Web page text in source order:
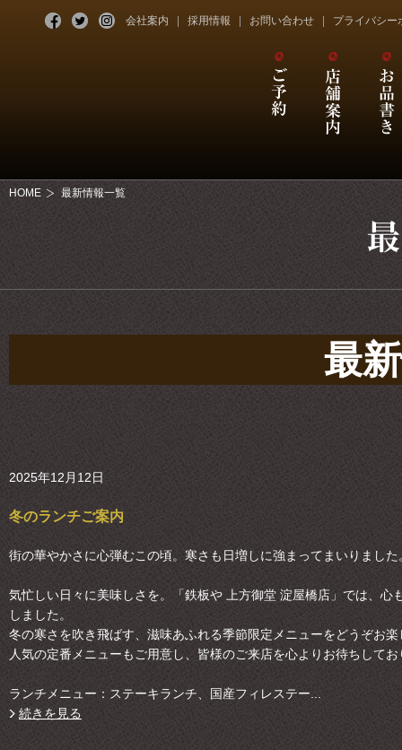
会社案内 採用情報 お問い合わせ プライバシー
HOME 最新情報一覧
最
2025年12月12日
冬のランチご案内
街の華やかさに心弾むこの頃。寒さも日増しに強まってまいりました
気忙しい日々に美味しさを。「鉄板や 上方御堂 淀屋橋店」では、心
しました。
冬の寒さを吹き飛ばす、滋味あふれる季節限定メニューをどうぞお
人気の定番メニューもご用意し、皆様のご来店を心よりお待ちしてお
ランチメニュー：ステーキランチ、国産フィレステー...
続きを見る